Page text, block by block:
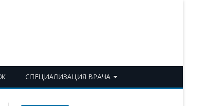
СПЕЦИАЛИЗАЦИЯ ВРАЧА